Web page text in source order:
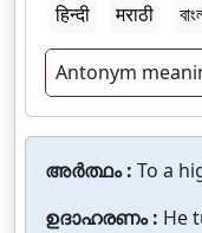
हिन्दी
मराठी
Antonym
അർത്ഥം : To a
ഉദാഹരണം : He